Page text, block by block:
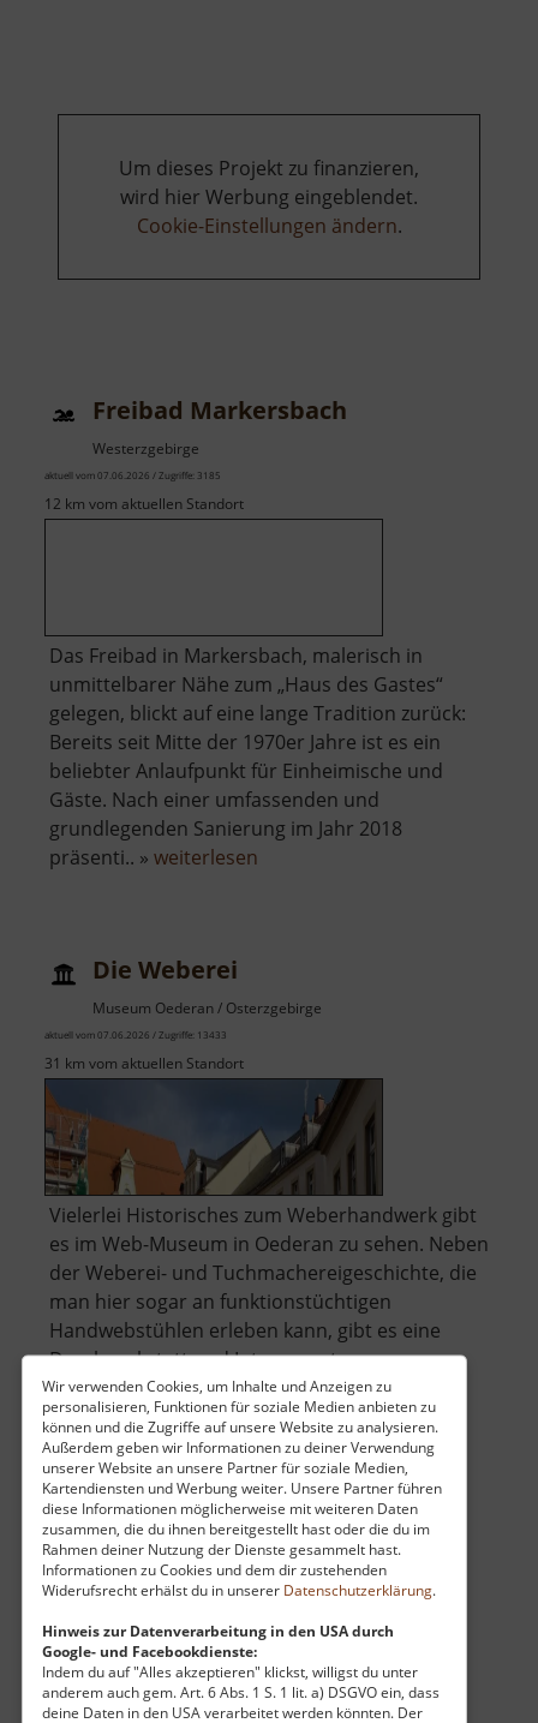
Wir verwenden Cookies, um Inhalte und Anzeigen zu
personalisieren, Funktionen für soziale Medien anbieten zu
können und die Zugriffe auf unsere Website zu analysieren.
Außerdem geben wir Informationen zu deiner Verwendung
unserer Website an unsere Partner für soziale Medien,
Kartendiensten und Werbung weiter. Unsere Partner führen
diese Informationen möglicherweise mit weiteren Daten
zusammen, die du ihnen bereitgestellt hast oder die du im
Rahmen deiner Nutzung der Dienste gesammelt hast.
Informationen zu Cookies und dem dir zustehenden
Widerufsrecht erhälst du in unserer Datenschutzerklärung.
Hinweis zur Datenverarbeitung in den USA durch
Google- und Facebookdienste:
Indem du auf "Alles akzeptieren" klickst, willigst du unter
anderem auch gem. Art. 6 Abs. 1 S. 1 lit. a) DSGVO ein, dass
deine Daten in den USA verarbeitet werden könnten. Der
Um dieses Projekt zu finanzieren,
wird hier Werbung eingeblendet.
Cookie-Einstellungen ändern.
Freibad Markersbach
Westerzgebirge
aktuell vom 07.06.2026 / Zugriffe: 3185
12 km vom aktuellen Standort
Das Freibad in Markersbach, malerisch in
unmittelbarer Nähe zum „Haus des Gastes“
gelegen, blickt auf eine lange Tradition zurück:
Bereits seit Mitte der 1970er Jahre ist es ein
beliebter Anlaufpunkt für Einheimische und
Gäste. Nach einer umfassenden und
grundlegenden Sanierung im Jahr 2018
präsenti.. » weiterlesen
Die Weberei
Museum Oederan / Osterzgebirge
aktuell vom 07.06.2026 / Zugriffe: 13433
31 km vom aktuellen Standort
Vielerlei Historisches zum Weberhandwerk gibt
es im Web-Museum in Oederan zu sehen. Neben
der Weberei- und Tuchmachereigeschichte, die
man hier sogar an funktionstüchtigen
Handwebstühlen erleben kann, gibt es eine
Druckwerkstatt und Interessantes zur
Stadtgeschichte. Für Kinder und Schulklassen
steh.. »weiterlesenüber
Die
Weberei
Erlebnisbad Zwönitz
Mittleres Erzgebirge
aktuell vom 07.06.2026 / Zugriffe: 4131
13 km vom aktuellen Standort